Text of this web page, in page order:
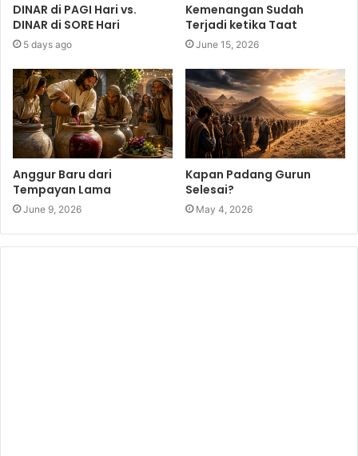
DINAR di PAGI Hari vs.
DINAR di SORE Hari
5 days ago
Kemenangan Sudah
Terjadi ketika Taat
June 15, 2026
Anggur Baru dari
Tempayan Lama
June 9, 2026
Kapan Padang Gurun
Selesai?
May 4, 2026